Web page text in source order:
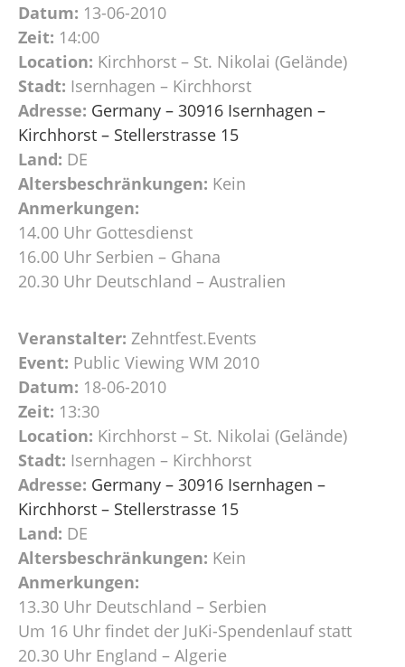
Datum: 13-06-2010
Zeit: 14:00
Location: Kirchhorst – St. Nikolai (Gelände)
Stadt: Isernhagen – Kirchhorst
Adresse: Germany – 30916 Isernhagen –
Kirchhorst – Stellerstrasse 15
Land: DE
Altersbeschränkungen: Kein
Anmerkungen:
14.00 Uhr Gottesdienst
16.00 Uhr Serbien – Ghana
20.30 Uhr Deutschland – Australien
Veranstalter: Zehntfest.Events
Event: Public Viewing WM 2010
Datum: 18-06-2010
Zeit: 13:30
Location: Kirchhorst – St. Nikolai (Gelände)
Stadt: Isernhagen – Kirchhorst
Adresse: Germany – 30916 Isernhagen –
Kirchhorst – Stellerstrasse 15
Land: DE
Altersbeschränkungen: Kein
Anmerkungen:
13.30 Uhr Deutschland – Serbien
Um 16 Uhr findet der JuKi-Spendenlauf statt
20.30 Uhr England – Algerie